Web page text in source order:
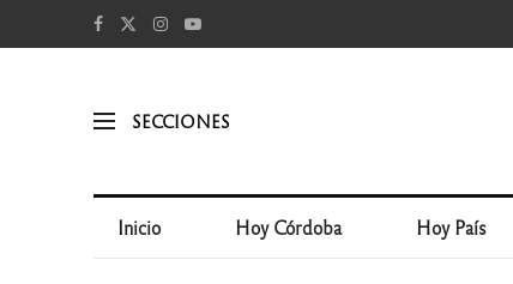
SECCIONES
Inicio Hoy Córdoba Hoy País